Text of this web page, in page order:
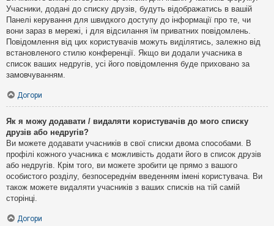
Учасники, додані до списку друзів, будуть відображатись в вашій
Панелі керування для швидкого доступу до інформації про те, чи
вони зараз в мережі, і для відсилання їм приватних повідомлень.
Повідомлення від цих користувачів можуть виділятись, залежно від
встановленого стилю конференції. Якщо ви додали учасника в
список ваших недругів, усі його повідомлення буде приховано за
замовчуванням.
Догори
Як я можу додавати / видаляти користувачів до мого списку
друзів або недругів?
Ви можете додавати учасників в свої списки двома способами. В
профілі кожного учасника є можливість додати його в список друзів
або недругів. Крім того, ви можете зробити це прямо з вашого
особистого розділу, безпосереднім введенням імені користувача. Ви
також можете видаляти учасників з ваших списків на тій самій
сторінці.
Догори